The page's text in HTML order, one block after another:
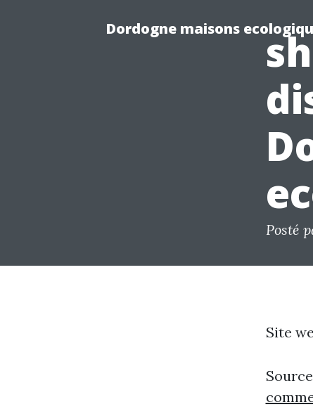
Dordogne maisons
Posté
Site